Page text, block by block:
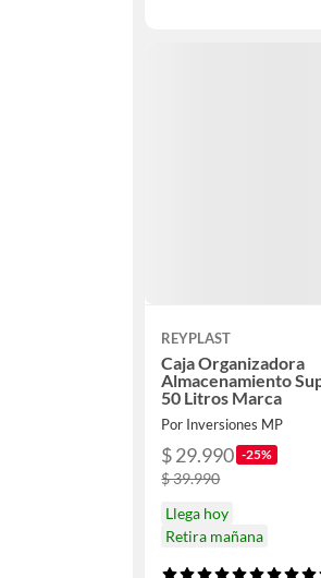
REYPLAST
Caja Organizadora
Almacenamiento
50 Litros Marca
Por Inversiones MP
$ 29.990 -25%
$ 39.990
Llega hoy
Retira mañana